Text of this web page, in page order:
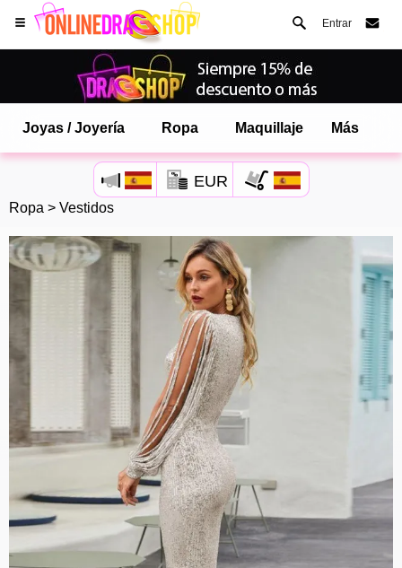
Entrar
Joyas / Joyería Ropa Maquillaje Más
EUR
Ropa > VestidosAbre tu menú de Safari.
y toca AÑADIR A LA PANTALLA DE INICIO
onlinedragshop ahora está instalado como APLICACIÓN